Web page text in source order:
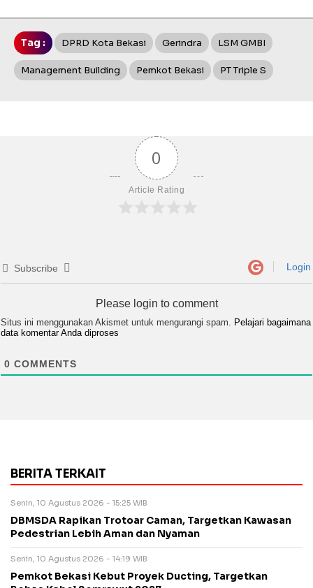
Tag : DPRD Kota Bekasi Gerindra LSM GMBI
Management Building Pemkot Bekasi PT Triple S
0
Article Rating
Subscribe Login
Please login to comment
Situs ini menggunakan Akismet untuk mengurangi spam.
Pelajari bagaimana
data komentar Anda diproses
0 COMMENTS
BERITA TERKAIT
Senin, 10 Agustus 2026 - 15:25 WIB
DBMSDA Rapikan Trotoar Caman, Targetkan Kawasan
Pedestrian Lebih Aman dan Nyaman
Senin, 10 Agustus 2026 - 14:19 WIB
Pemkot Bekasi Kebut Proyek Ducting, Targetkan